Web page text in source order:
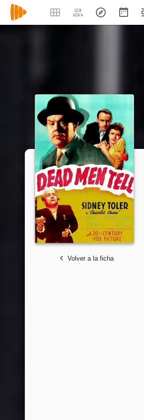
Volver a la ficha